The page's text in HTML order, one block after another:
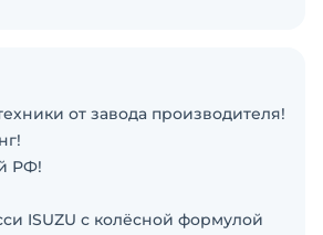
от завода производителя!
РФ!
ISUZU с колёсной формулой